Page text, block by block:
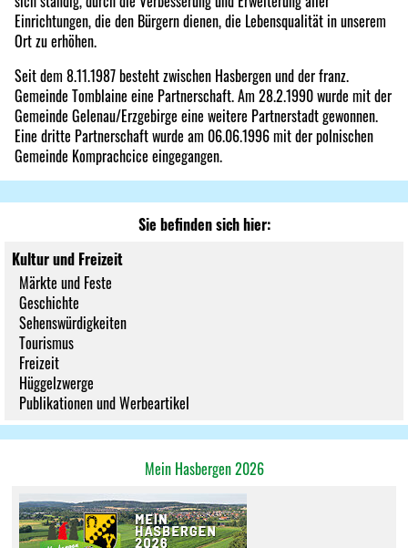
Einrichtungen, die den Bürgern dienen, die Lebensqualität in unserem
Ort zu erhöhen.
Seit dem 8.11.1987 besteht zwischen Hasbergen und der franz.
Gemeinde Tomblaine eine Partnerschaft. Am 28.2.1990 wurde mit der
Gemeinde Gelenau/Erzgebirge eine weitere Partnerstadt gewonnen.
Eine dritte Partnerschaft wurde am 06.06.1996 mit der polnischen
Gemeinde Komprachcice eingegangen.
Sie befinden sich hier:
Kultur und Freizeit
Märkte und Feste
Geschichte
Sehenswürdigkeiten
Tourismus
Freizeit
Hüggelzwerge
Publikationen und Werbeartikel
Mein Hasbergen 2026